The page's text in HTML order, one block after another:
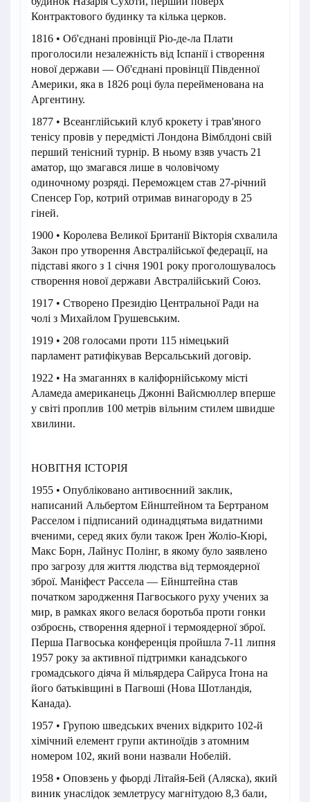
Контрактового будинку та кілька церков.
1816 • Об'єднані провінції Ріо-де-ла Плати
проголосили незалежність від Іспанії і створення
нової держави — Об'єднані провінції Південної
Америки, яка в 1826 році була перейменована на
Аргентину.
1877 • Всеанглійський клуб крокету і трав'яного
тенісу провів у передмісті Лондона Вімблдоні свій
перший тенісний турнір. В ньому взяв участь 21
аматор, що змагався лише в чоловічому
одиночному розряді. Переможцем став 27-річний
Спенсер Гор, котрий отримав винагороду в 25
гіней.
1900 • Королева Великої Британії Вікторія схвалила
Закон про утворення Австралійської федерації, на
підставі якого з 1 січня 1901 року проголошувалось
створення нової держави Австралійський Союз.
1917 • Створено Президію Центральної Ради на
чолі з Михайлом Грушевським.
1919 • 208 голосами проти 115 німецький
парламент ратифікував Версальський договір.
1922 • На змаганнях в каліфорнійському місті
Аламеда американець Джонні Вайсмюллер вперше
у світі проплив 100 метрів вільним стилем швидше
хвилини.
НОВІТНЯ ІСТОРІЯ
1955 • Опубліковано антивоєнний заклик,
написаний Альбертом Ейнштейном та Бертраном
Расселом і підписаний одинадцятьма видатними
вченими, серед яких були також Ірен Жоліо-Кюрі,
Макс Борн, Лайнус Полінг, в якому було заявлено
про загрозу для життя людства від термоядерної
зброї. Маніфест Рассела — Ейнштейна став
початком зародження Пагвоського руху учених за
мир, в рамках якого велася боротьба проти гонки
озброєнь, створення ядерної і термоядерної зброї.
Перша Пагвоська конференція пройшла 7-11 липня
1957 року за активної підтримки канадського
громадського діяча й мільярдера Сайруса Ітона на
його батьківщині в Пагвоші (Нова Шотландія,
Канада).
1957 • Групою шведських вчених відкрито 102-й
хімічний елемент групи актиноїдів з атомним
номером 102, який вони назвали Нобелій.
1958 • Оповзень у фьорді Літайя-Бей (Аляска), який
виник унаслідок землетрусу магнітудою 8,3 бали,